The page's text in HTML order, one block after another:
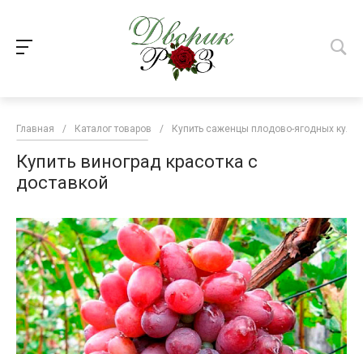
Главная / Каталог товаров / Купить саженцы плодово-ягодных
Купить виноград красотка с
доставкой